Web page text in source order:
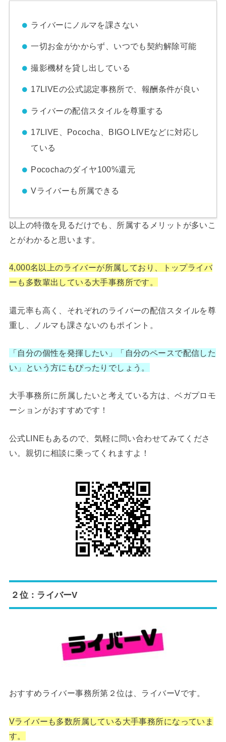
ライバーにノルマを課さない
一切お金がかからず、いつでも契約解除可能
撮影機材を貸し出している
17LIVEの公式認定事務所で、報酬条件が良い
ライバーの配信スタイルを尊重する
17LIVE、Pococha、BIGO LIVEなどに対応し
ている
Pocochaのダイヤ100%還元
Vライバーも所属できる
以上の特徴を見るだけでも、所属するメリットが多いこ
とがわかると思います。
4,000名以上のライバーが所属しており、トップライバ
ーも多数輩出している大手事務所です。
還元率も高く、それぞれのライバーの配信スタイルを尊
重し、ノルマも課さないのもポイント。
「自分の個性を発揮したい」「自分のペースで配信した
い」という方にもぴったりでしょう。
大手事務所に所属したいと考えている方は、ベガプロモ
ーションがおすすめです！
公式LINEもあるので、気軽に問い合わせてみてくださ
い。親切に相談に乗ってくれますよ！
２位：ライバーV
おすすめライバー事務所第２位は、ライバーVです。
Vライバーも多数所属している大手事務所になっていま
す。